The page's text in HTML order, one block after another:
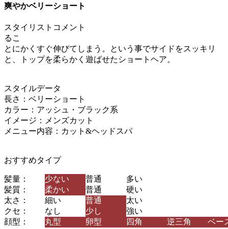
爽やかベリーショート
スタイリストコメント
るこ
とにかくすぐ伸びてしまう。という事でサイドをスッキリ
と、トップを柔らかく遊ばせたショートヘア。
スタイルデータ
長さ：ベリーショート
カラー：アッシュ・ブラック系
イメージ：メンズカット
メニュー内容：カット&ヘッドスパ
おすすめタイプ
髪量： 少ない 普通
多い
髪質：
柔かい 普通
硬い
太さ：
細い 普通
太い
クセ：
なし 少し
強い
顔型：
丸型 卵型 四角 逆三角 ベー